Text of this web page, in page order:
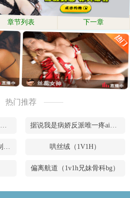
章节列表 下一章
热门推荐
淫骚丫鬟（1v1 bbw和变态腹黑男） 据说我是病娇反派唯一疼ai的妹妹（兄妹骨）
万人迷什么的不要啊（强制NPH） 哄丝绒（1V1H）
偏离航道（1v1h兄妹骨科bg）